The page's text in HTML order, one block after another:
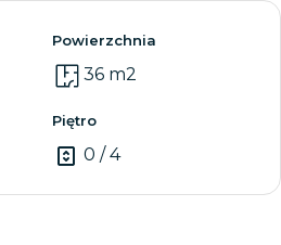
Powierzchnia
36 m2
Piętro
0 / 4